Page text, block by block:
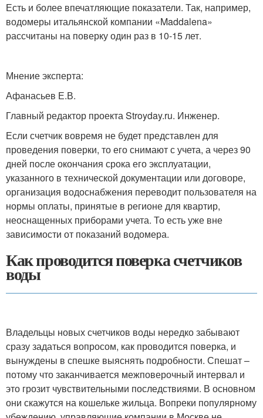
Есть и более впечатляющие показатели. Так, например,
водомеры итальянской компании «Maddalena»
рассчитаны на поверку один раз в 10-15 лет.
Мнение эксперта:
Афанасьев Е.В.
Главный редактор проекта Stroyday.ru. Инженер.
Если счетчик вовремя не будет представлен для
проведения поверки, то его снимают с учета, а через 90
дней после окончания срока его эксплуатации,
указанного в технической документации или договоре,
организация водоснабжения переводит пользователя на
нормы оплаты, принятые в регионе для квартир,
неоснащенных приборами учета. То есть уже вне
зависимости от показаний водомера.
Как проводится поверка счетчиков
воды
Владельцы новых счетчиков воды нередко забывают
сразу задаться вопросом, как проводится поверка, и
вынуждены в спешке выяснять подробности. Спешат –
потому что заканчивается межповерочный интервал и
это грозит чувствительными последствиями. В основном
они скажутся на кошельке жильца. Вопреки популярному